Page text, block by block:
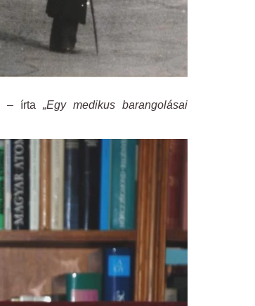
– írta„Egy medikus barangolásai